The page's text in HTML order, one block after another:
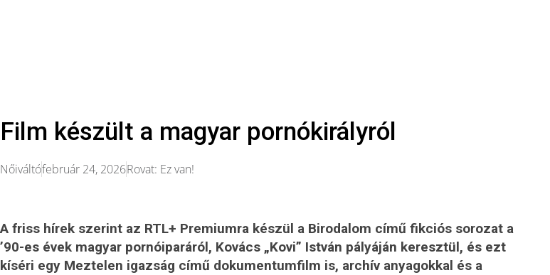
Film készült a magyar pornókirályról
Nőiváltófebruár 24, 2026Rovat: Ez van!
A friss hírek szerint az RTL+ Premiumra készül a Birodalom című fikciós sorozat a
’90-es évek magyar pornóiparáról, Kovács „Kovi” István pályáján keresztül, és ezt
kíséri egy Meztelen igazság című dokumentumfilm is, archív anyagokkal és a